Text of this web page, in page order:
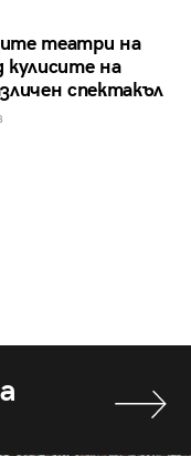
театри на
кулисите на
спектакъл